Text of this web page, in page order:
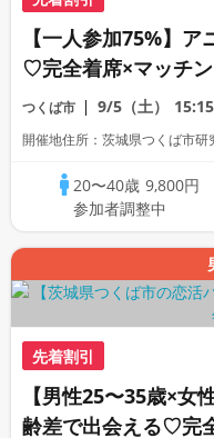
【一人参加75%】
♡完全着席×マッチ
コン
つくば市 9/5（土）
開催地住所：茨城県つくば市
20〜40歳 9,800円
参加者調整中
先着割引
【男性25〜35歳×女
齢差で出会える♡完